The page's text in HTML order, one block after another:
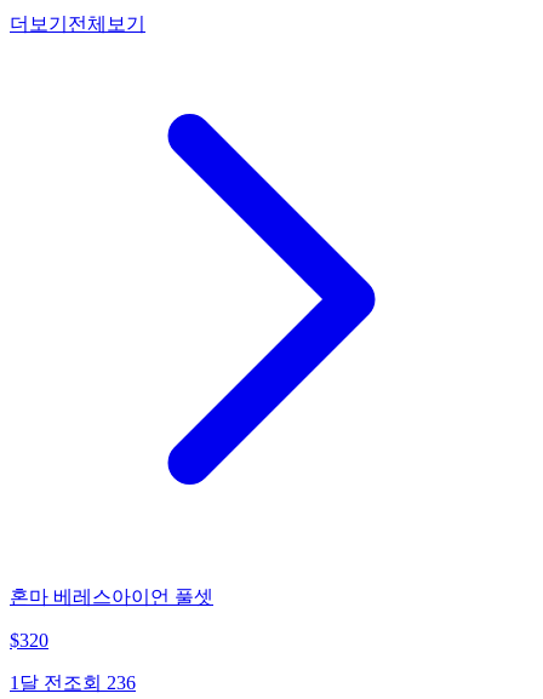
더보기 전체보기
혼마 베레스아이언 풀셋
$320
1달 전 조회 236